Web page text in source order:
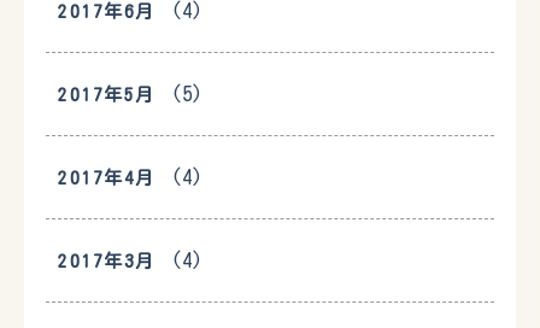
2017年6月 (4)
2017年5月 (5)
2017年4月 (4)
2017年3月 (4)